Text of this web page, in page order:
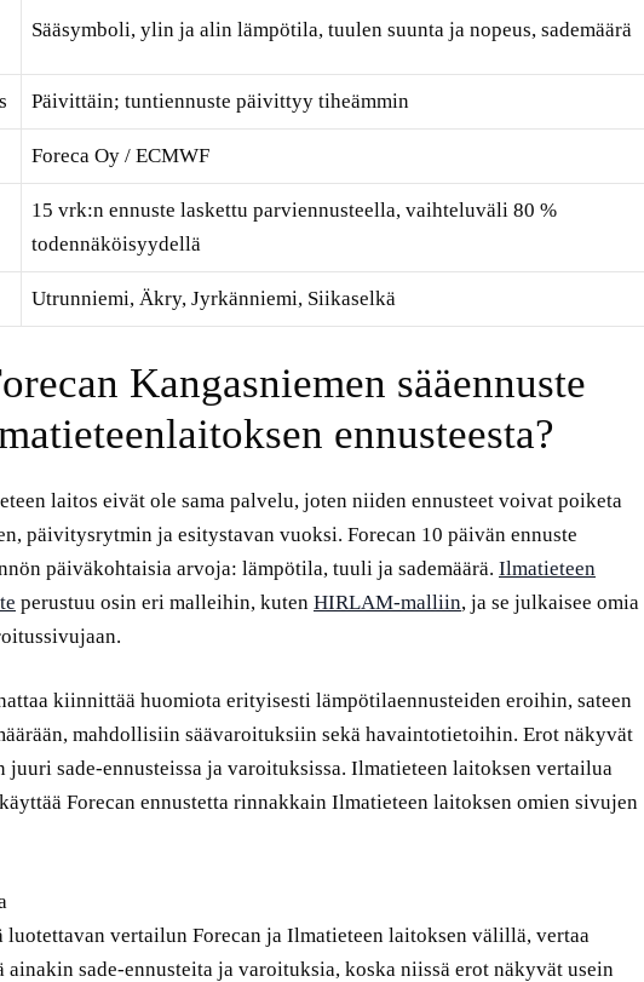
Sääsymboli, ylin ja alin lämpötila, tuulen suunta ja nopeus, sademäärä
Päivittäin; tuntiennuste päivittyy tiheämmin
Foreca Oy / ECMWF
15 vrk:n ennuste laskettu parviennusteella, vaihteluväli 80 %
todennäköisyydellä
Utrunniemi, Äkry, Jyrkänniemi, Siikaselkä
Kangasniemen sääennuste
ennusteesta?
laitos eivät ole sama palvelu, joten niiden ennusteet voivat poiketa
päivitysrytmin ja esitystavan vuoksi. Forecan 10 päivän ennuste
päiväkohtaisia arvoja: lämpötila, tuuli ja sademäärä. Ilmatieteen
perustuu osin eri malleihin, kuten HIRLAM-malliin, ja se julkaisee omia
kiinnittää huomiota erityisesti lämpötilaennusteiden eroihin, sateen
mahdollisiin säävaroituksiin sekä havaintotietoihin. Erot näkyvät
juuri sade-ennusteissa ja varoituksissa. Ilmatieteen laitoksen vertailua
Forecan ennustetta rinnakkain Ilmatieteen laitoksen omien sivujen
luotettavan vertailun Forecan ja Ilmatieteen laitoksen välillä, vertaa
ainakin sade-ennusteita ja varoituksia, koska niissä erot näkyvät usein